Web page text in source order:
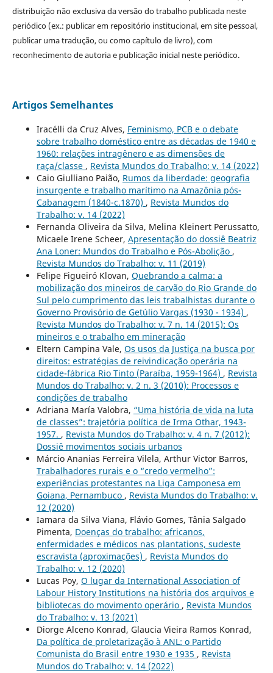
distribuição não exclusiva da versão do trabalho publicada neste
periódico (ex.: publicar em repositório institucional, em site pessoal,
publicar uma tradução, ou como capítulo de livro), com
reconhecimento de autoria e publicação inicial neste periódico.
Artigos Semelhantes
Iracélli da Cruz Alves, Feminismo, PCB e o debate
sobre trabalho doméstico entre as décadas de 1940 e
1960: relações intragênero e as dimensões de
raça/classe , Revista Mundos do Trabalho: v. 14 (2022)
Caio Giulliano Paião, Rumos da liberdade: geografia
insurgente e trabalho marítimo na Amazônia pós-
Cabanagem (1840-c.1870) , Revista Mundos do
Trabalho: v. 14 (2022)
Fernanda Oliveira da Silva, Melina Kleinert Perussatto,
Micaele Irene Scheer, Apresentação do dossiê Beatriz
Ana Loner: Mundos do Trabalho e Pós-Abolição ,
Revista Mundos do Trabalho: v. 11 (2019)
Felipe Figueiró Klovan, Quebrando a calma: a
mobilização dos mineiros de carvão do Rio Grande do
Sul pelo cumprimento das leis trabalhistas durante o
Governo Provisório de Getúlio Vargas (1930 - 1934) ,
Revista Mundos do Trabalho: v. 7 n. 14 (2015): Os
mineiros e o trabalho em mineração
Eltern Campina Vale, Os usos da Justiça na busca por
direitos: estratégias de reivindicação operária na
cidade-fábrica Rio Tinto (Paraíba, 1959-1964) , Revista
Mundos do Trabalho: v. 2 n. 3 (2010): Processos e
condições de trabalho
Adriana María Valobra, “Uma história de vida na luta
de classes”: trajetória política de Irma Othar, 1943-
1957. , Revista Mundos do Trabalho: v. 4 n. 7 (2012):
Dossiê movimentos sociais urbanos
Márcio Ananias Ferreira Vilela, Arthur Victor Barros,
Trabalhadores rurais e o “credo vermelho”:
experiências protestantes na Liga Camponesa em
Goiana, Pernambuco , Revista Mundos do Trabalho: v.
12 (2020)
Iamara da Silva Viana, Flávio Gomes, Tânia Salgado
Pimenta, Doenças do trabalho: africanos,
enfermidades e médicos nas plantations, sudeste
escravista (aproximações) , Revista Mundos do
Trabalho: v. 12 (2020)
Lucas Poy, O lugar da International Association of
Labour History Institutions na história dos arquivos e
bibliotecas do movimento operário , Revista Mundos
do Trabalho: v. 13 (2021)
Diorge Alceno Konrad, Glaucia Vieira Ramos Konrad,
Da política de proletarização à ANL: o Partido
Comunista do Brasil entre 1930 e 1935 , Revista
Mundos do Trabalho: v. 14 (2022)